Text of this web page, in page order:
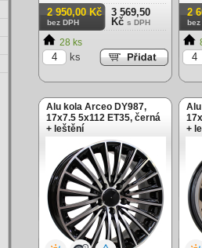
2 950,00 Kč
bez DPH
3 569,50
Kč s DPH
28 ks
ks
2
bez
Alu kola Arceo DY987,
17x7.5 5x112 ET35, černá
+ leštění
+